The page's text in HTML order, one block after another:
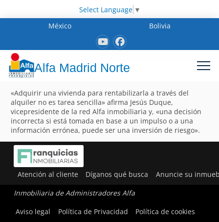
Select Language ▼
México
Bolivia
Alfa Madrid Norte
«Adquirir una vivienda para rentabilizarla a través del
alquiler no es tarea sencilla» afirma Jesús Duque,
vicepresidente de la red Alfa inmobiliaria y, «una decisión
incorrecta si está tomada en base a un impulso o a una
información errónea, puede ser una inversión de riesgo».
Atención al cliente Díganos qué busca Anuncie su
Inmobiliaria de Administradores Alfa
Aviso legal
Política de Privacidad Política de cookies